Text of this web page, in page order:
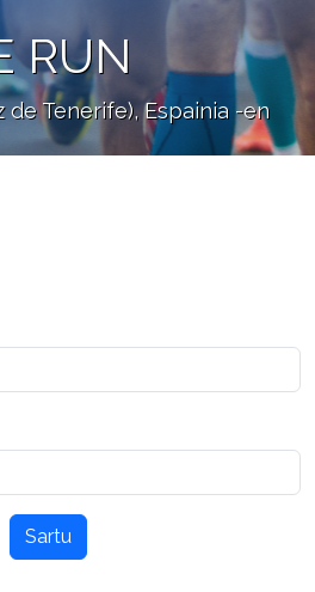
RUN
de Tenerife), Espainia -en
Sartu